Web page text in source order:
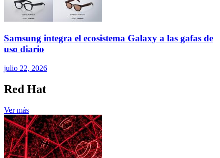
Samsung integra el ecosistema Galaxy a las gafas de
uso diario
julio 22, 2026
Red Hat
Ver más